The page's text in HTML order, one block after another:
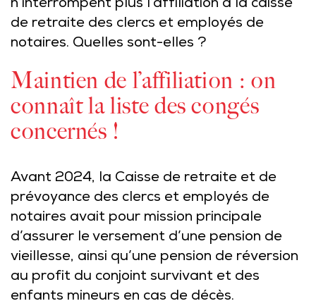
n’interrompent plus l’affiliation à la caisse
de retraite des clercs et employés de
notaires. Quelles sont-elles ?
Maintien de l’affiliation : on
connaît la liste des congés
concernés !
Avant 2024, la Caisse de retraite et de
prévoyance des clercs et employés de
notaires avait pour mission principale
d’assurer le versement d’une pension de
vieillesse, ainsi qu’une pension de réversion
au profit du conjoint survivant et des
enfants mineurs en cas de décès.